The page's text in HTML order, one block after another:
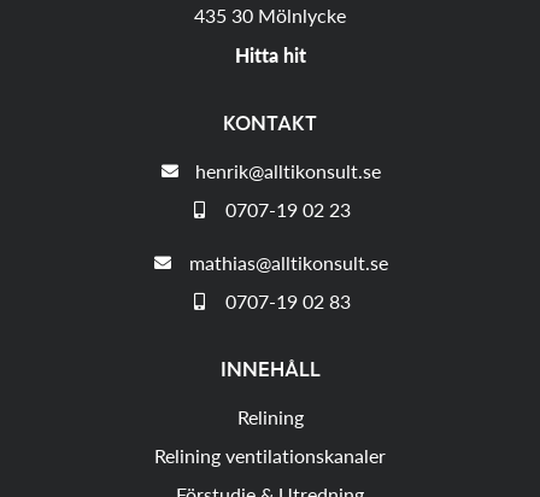
435 30 Mölnlycke
Hitta hit
KONTAKT
henrik@alltikonsult.se
0707-19 02 23
mathias@alltikonsult.se
0707-19 02 83
INNEHÅLL
Relining
Relining ventilationskanaler